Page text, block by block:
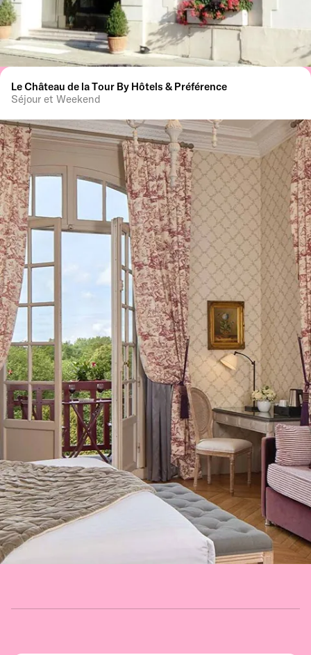
Le Château de la Tour By Hôtels & Préférence
Séjour et Weekend